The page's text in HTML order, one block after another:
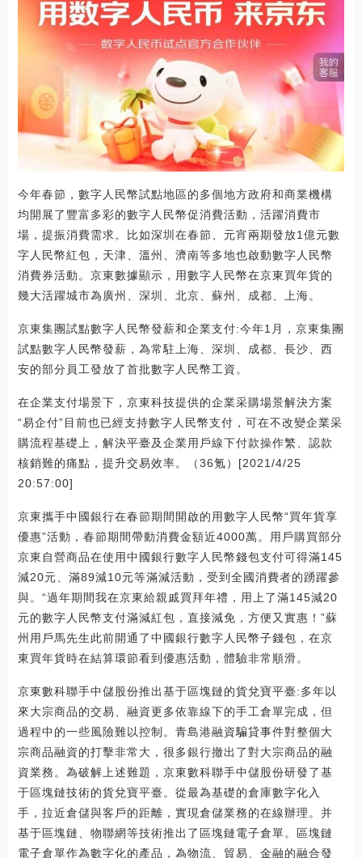
今年春節，數字人民幣試點地區的多個地方政府和商業機構
均開展了豐富多彩的數字人民幣促消費活動，活躍消費市
場，提振消費需求。比如深圳在春節、元宵兩期發放1億元數
字人民幣紅包，天津、溫州、濟南等多地也啟動數字人民幣
消費券活動。京東數據顯示，用數字人民幣在京東買年貨的
幾大活躍城市為廣州、深圳、北京、蘇州、成都、上海。
京東集團試點數字人民幣發薪和企業支付:今年1月，京東集團
試點數字人民幣發薪，為常駐上海、深圳、成都、長沙、西
安的部分員工發放了首批數字人民幣工資。
在企業支付場景下，京東科技提供的企業采購場景解決方案
“易企付”目前也已經支持數字人民幣支付，可在不改變企業采
購流程基礎上，解決平臺及企業用戶線下付款操作繁、認款
核銷難的痛點，提升交易效率。（36氪）[2021/4/25
20:57:00]
京東攜手中國銀行在春節期間開啟的用數字人民幣“買年貨享
優惠”活動，春節期間帶動消費金額近4000萬。用戶購買部分
京東自營商品在使用中國銀行數字人民幣錢包支付可得滿145
減20元、滿89減10元等滿減活動，受到全國消費者的踴躍參
與。“過年期間我在京東給親戚買拜年禮，用上了滿145減20
元的數字人民幣支付滿減紅包，直接減免，方便又實惠！”蘇
州用戶馬先生此前開通了中國銀行數字人民幣子錢包，在京
東買年貨時在結算環節看到優惠活動，體驗非常順滑。
京東數科聯手中儲股份推出基于區塊鏈的貨兌寶平臺:多年以
來大宗商品的交易、融資更多依靠線下的手工倉單完成，但
過程中的一些風險難以控制。青島港融資騙貸事件對整個大
宗商品融資的打擊非常大，很多銀行撤出了對大宗商品的融
資業務。為破解上述難題，京東數科聯手中儲股份研發了基
于區塊鏈技術的貨兌寶平臺。從最為基礎的倉庫數字化入
手，拉近倉儲與客戶的距離，實現倉儲業務的在線辦理。并
基于區塊鏈、物聯網等技術推出了區塊鏈電子倉單。區塊鏈
電子倉單作為數字化的產品，為物流、貿易、金融的融合發